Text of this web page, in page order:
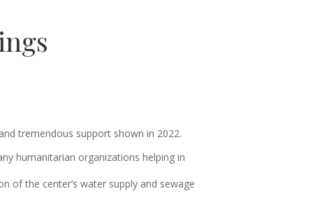
tremendous support shown in 2022.
humanitarian organizations helping in
of the center’s water supply and sewage